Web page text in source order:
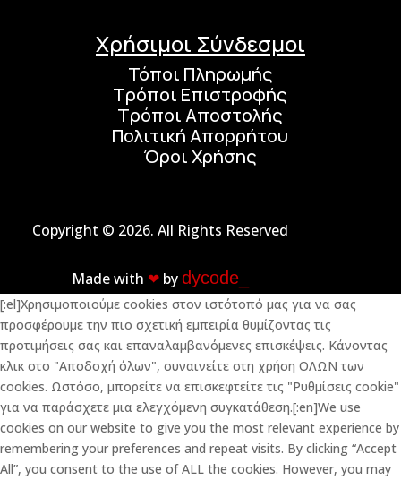
Χρήσιμοι Σύνδεσμοι
Τόποι Πληρωμής
Τρόποι Επιστροφής
Τρόποι Αποστολής
Πολιτική Απορρήτου
Όροι Χρήσης
Copyright © 2026. All Rights Reserved
Made with ❤︎ bydycode_
[:el]Χρησιμοποιούμε cookies στον ιστότοπό μας για να σας
προσφέρουμε την πιο σχετική εμπειρία θυμίζοντας τις
προτιμήσεις σας και επαναλαμβανόμενες επισκέψεις. Κάνοντας
κλικ στο "Αποδοχή όλων", συναινείτε στη χρήση ΟΛΩΝ των
cookies. Ωστόσο, μπορείτε να επισκεφτείτε τις "Ρυθμίσεις cookie"
για να παράσχετε μια ελεγχόμενη συγκατάθεση.[:en]We use
cookies on our website to give you the most relevant experience by
remembering your preferences and repeat visits. By clicking “Accept
All”, you consent to the use of ALL the cookies. However, you may